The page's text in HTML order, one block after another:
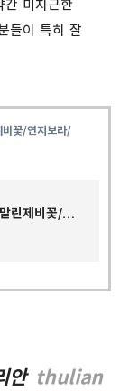
미지근한
들이 특히 잘
비꽃/연지보라/
쿨톤 추천 롬앤 한복에디션 : 말린제비꽃/연지보라/소목바이올렛 리뷰
안 thulian